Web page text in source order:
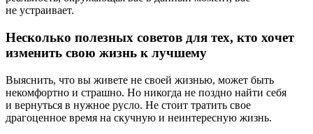
не устраивает.
Несколько полезных советов для тех, кто хочет
изменить свою жизнь к лучшему
Выяснить, что вы живете не своей жизнью, может быть
некомфортно и страшно. Но никогда не поздно найти себя
и вернуться в нужное русло. Не стоит тратить свое
драгоценное время на скучную и неинтересную жизнь.